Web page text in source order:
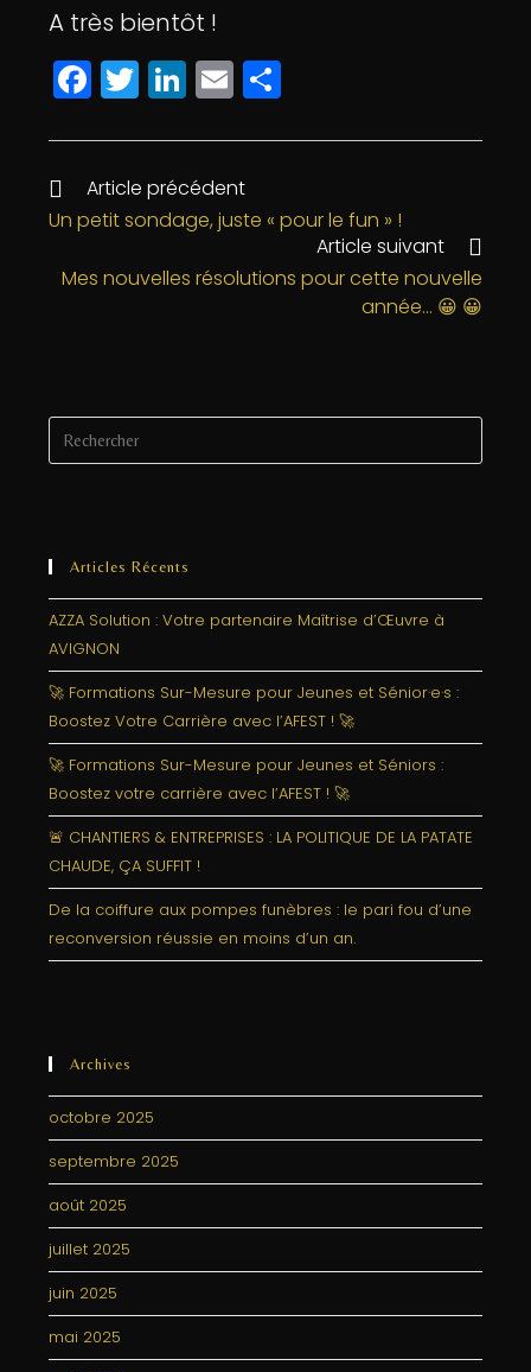
A très bientôt !
F
a
c
e
b
o
T
w
itt
e
r
Li
n
k
e
dI
n
E
m
ai
l
rt
g
e
Article précédent
Un petit sondage, juste « pour le fun » !
Article suivant
Mes nouvelles résolutions pour cette nouvelle
année… 😀 😀
Articles Récents
AZZA Solution : Votre partenaire Maîtrise d’Œuvre à
AVIGNON
🚀 Formations Sur-Mesure pour Jeunes et Sénior·e·s :
Boostez Votre Carrière avec l’AFEST ! 🚀
🚀 Formations Sur-Mesure pour Jeunes et Séniors :
Boostez votre carrière avec l’AFEST ! 🚀
🚨 CHANTIERS & ENTREPRISES : LA POLITIQUE DE LA PATATE
CHAUDE, ÇA SUFFIT !
De la coiffure aux pompes funèbres : le pari fou d’une
reconversion réussie en moins d’un an.
Archives
octobre 2025
septembre 2025
août 2025
juillet 2025
juin 2025
mai 2025